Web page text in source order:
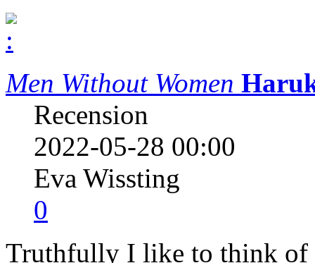
Men Without Women
Recension
2022-05-28 00:00
Eva Wissting
0
Truthfully I like to think of